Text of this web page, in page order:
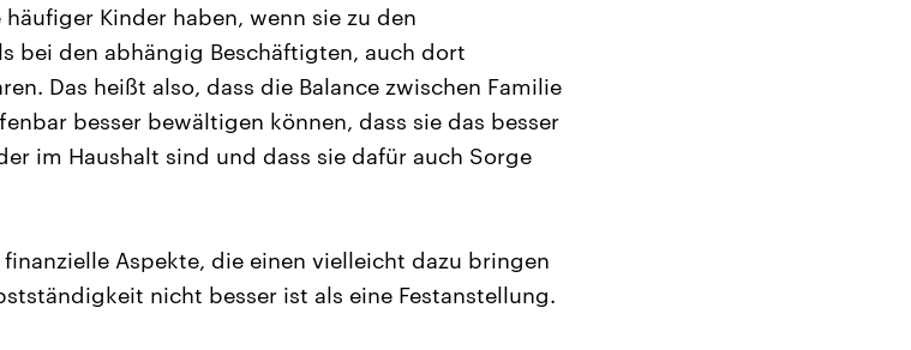
Kinder haben, wenn sie zu den
bei den abhängig Beschäftigten, auch dort
Das heißt also, dass die Balance zwischen Familie
besser bewältigen können, dass sie das besser
im Haushalt sind und dass sie dafür auch Sorge
Aspekte, die einen vielleicht dazu bringen
nicht besser ist als eine Festanstellung.